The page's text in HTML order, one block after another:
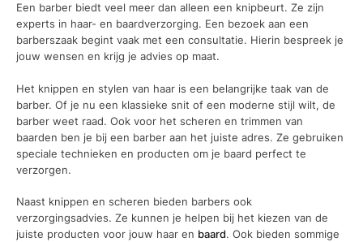
Een barber biedt veel meer dan alleen een knipbeurt. Ze zijn
experts in haar- en baardverzorging. Een bezoek aan een
barberszaak begint vaak met een consultatie. Hierin bespreek je
jouw wensen en krijg je advies op maat.
Het knippen en stylen van haar is een belangrijke taak van de
barber. Of je nu een klassieke snit of een moderne stijl wilt, de
barber weet raad. Ook voor het scheren en trimmen van
baarden ben je bij een barber aan het juiste adres. Ze gebruiken
speciale technieken en producten om je baard perfect te
verzorgen.
Naast knippen en scheren bieden barbers ook
verzorgingsadvies. Ze kunnen je helpen bij het kiezen van de
juiste producten voor jouw haar en baard. Ook bieden sommige